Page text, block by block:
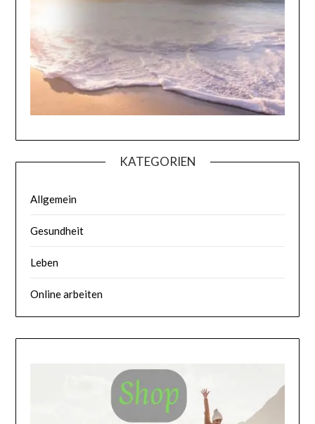
KATEGORIEN
Allgemein
Gesundheit
Leben
Online arbeiten